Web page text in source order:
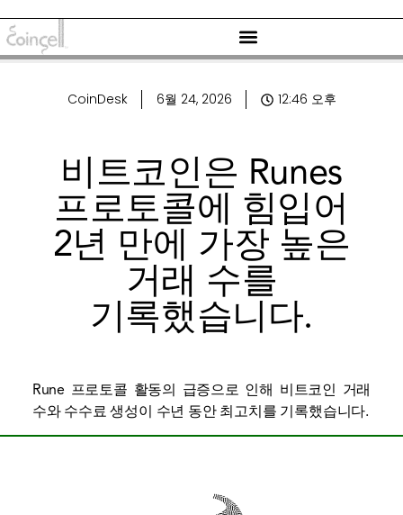
CoinDesk 6월 24, 2026 12:46 오후
비트코인은 Runes
프로토콜에 힘입어
2년 만에 가장 높은
거래 수를
기록했습니다.
Rune 프로토콜 활동의 급증으로 인해 비트코인 ​​거래
수와 수수료 생성이 수년 동안 최고치를 기록했습니다.